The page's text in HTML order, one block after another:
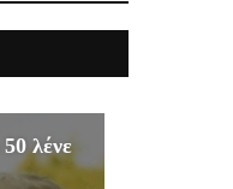
λένε